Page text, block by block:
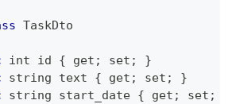
TaskDto
int id { get ; set ;
}
string text { get ; set ;
}
string start_date { get ; set ;